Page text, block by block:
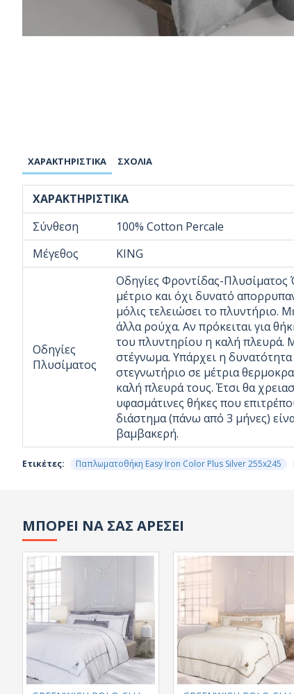
ΧΑΡΑΚΤΗΡΙΣΤΙΚΆ ΣΧΌΛΙΑ
ΧΑΡΑΚΤΗΡΙΣΤΙΚΆ
Σύνθεση
100% Cotton Percale
Μέγεθος
KING
Οδηγίες
Πλυσίματος
Οδηγίες Φροντίδας-
μέτριο και όχι δυνατό
μόλις τελειώσει το πλυντήριο.
άλλα ρούχα. Αν πρόκειται για
του πλυντηρίου η καλή πλευρά.
στέγνωμα. Υπάρχει η
στεγνωτήριο σε μέτρια
καλή πλευρά τους. Έτσι θα
υφασμάτινες θήκες που
διάστημα (πάνω από 3 μήνες)
βαμβακερή.
Ετικέτες: Παπλωματοθήκη Easy Iron Color Plus Silver 255x245
ΜΠΟΡΕΙ ΝΑ ΣΑΣ ΑΡΕΣΕΙ